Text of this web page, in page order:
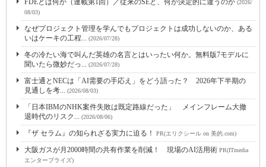
FDEとは何か（連載第1回）／従来のSEと、何が決定的に違うのか (2026/
08/03)
なぜプロジェクト管理を学んでもプロジェクトは成功しないのか、ある
いはケーキの工程... (2026/07/28)
冬の冷たい海で叫んだ英雄の名言とはいったい何か。無料版7モデルに
聞いたら微妙だっ... (2026/07/28)
富士通とNECは「AI需要の手応え」をどう語った？ 2026年下半期の
見通しを考... (2026/08/03)
「日本IBMのNHK案件失敗は既定路線だった」 メインフレーム大撤
退時代のリスク... (2026/08/06)
『ザ セラム』の知られざる実力に迫る！ PR(エリクシール on 美的.com)
大阪ガスが月2000時間の共有作業を削減！ 現場のAI活用術 PR(ITmedia
エンタープライズ)